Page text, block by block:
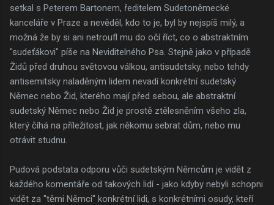
setkal s Peterem Bartonem, ředitelem Sudetoněmecké
kanceláře v Praze a nevěděl, kdo to je, byl by nejspíš milý, a
možná že by si ani netroufl mu do očí říct, co o abstraktním
"sudeťákovi" píše na Neviditelného Psa. Stejně jako v případě
Židů před druhou světovou válkou, antisudetsky, nebo tehdy
antisemitsky naladěným lidem nevadí konkrétní sudetský
Němec nebo Žid, kterého mají před sebou, ale abstraktní
sudetský Němec nebo Žid je prostě ztělesněním všeho zla,
který číhá na příležitost, jak někomu sebrat dům, nebo mu
otrávit studnu.
Pudová podstata odporu vůči sudetským Němcům je vidět z
každého komentáře od takových lidí - jako kdyby nebyli schopni
vidět za "těmi Němci" konkrétní lidi, s konkrétními osudy, kteří